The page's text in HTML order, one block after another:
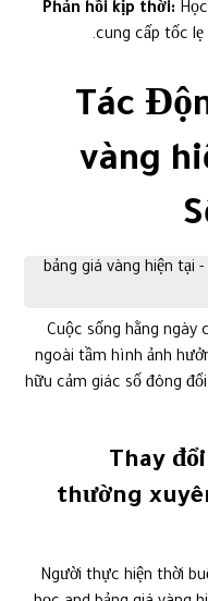
Phản hồi kịp thời:
cung cấp tốc lẹ
Tác
vàng
Cuộc sống hằng ngày
ngoài tầm hình ảnh
hữu cảm giác số đông
Thay
thường
Người thực hiện thời